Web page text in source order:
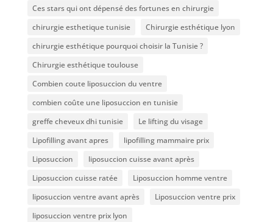
Ces stars qui ont dépensé des fortunes en chirurgie
chirurgie esthetique tunisie
Chirurgie esthétique lyon
chirurgie esthétique pourquoi choisir la Tunisie ?
Chirurgie esthétique toulouse
Combien coute liposuccion du ventre​
combien coûte une liposuccion en tunisie
greffe cheveux dhi tunisie
Le lifting du visage
Lipofilling avant apres
lipofilling mammaire prix
Liposuccion
liposuccion cuisse avant après
Liposuccion cuisse ratée
Liposuccion homme ventre
liposuccion ventre avant après
Liposuccion ventre prix
liposuccion ventre prix lyon